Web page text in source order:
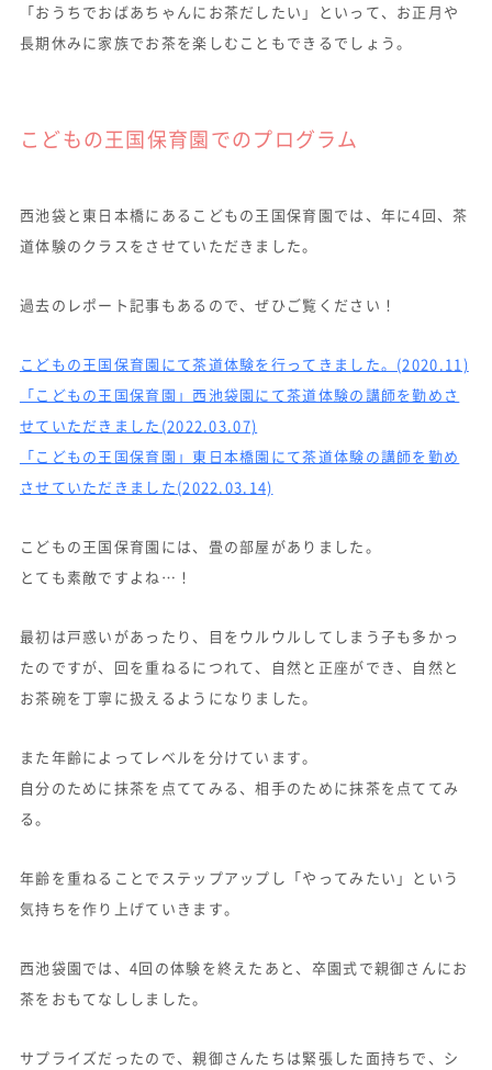
「おうちでおばあちゃんにお茶だしたい」といって、お正月や
長期休みに家族でお茶を楽しむこともできるでしょう。
こどもの王国保育園でのプログラム
西池袋と東日本橋にあるこどもの王国保育園では、年に4回、茶
道体験のクラスをさせていただきました。
過去のレポート記事もあるので、ぜひご覧ください！
こどもの王国保育園にて茶道体験を行ってきました。(2020.11)
「こどもの王国保育園」西池袋園にて茶道体験の講師を勤めさ
せていただきました(2022.03.07)
「こどもの王国保育園」東日本橋園にて茶道体験の講師を勤め
させていただきました(2022.03.14)
こどもの王国保育園には、畳の部屋がありました。
とても素敵ですよね…！
最初は戸惑いがあったり、目をウルウルしてしまう子も多かっ
たのですが、回を重ねるにつれて、自然と正座ができ、自然と
お茶碗を丁寧に扱えるようになりました。
また年齢によってレベルを分けています。
自分のために抹茶を点ててみる、相手のために抹茶を点ててみ
る。
年齢を重ねることでステップアップし「やってみたい」という
気持ちを作り上げていきます。
西池袋園では、4回の体験を終えたあと、卒園式で親御さんにお
茶をおもてなししました。
サプライズだったので、親御さんたちは緊張した面持ちで、シ